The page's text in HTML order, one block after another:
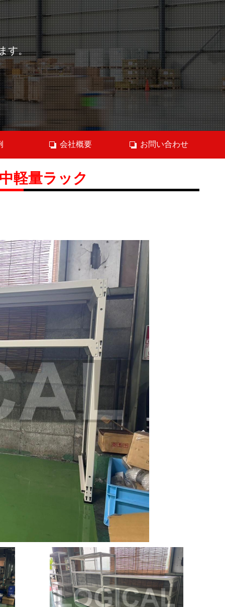
す。
会社概要 お問い合わせ
軽量ラック